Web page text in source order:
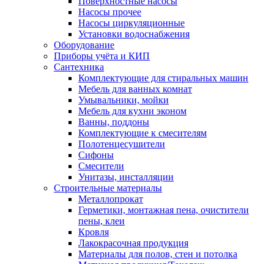
Насосы прочее
Насосы циркуляционные
Установки водоснабжения
Оборудование
Приборы учёта и КИП
Сантехника
Комплектующие для стиральных машин
Мебель для ванных комнат
Умывальники, мойки
Мебель для кухни эконом
Ванны, поддоны
Комплектующие к смесителям
Полотенцесушители
Сифоны
Смесители
Унитазы, инсталляции
Строительные материалы
Металлопрокат
Герметики, монтажная пена, очистители
пены, клеи
Кровля
Лакокрасочная продукция
Материалы для полов, стен и потолка